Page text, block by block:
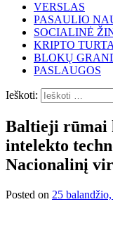
VERSLAS
PASAULIO
SOCIALINĖ
KRIPTO
BLOKŲ
PASLAUGOS
Ieškoti:
Baltieji
intelekto
Nacionalinį
Posted on 25